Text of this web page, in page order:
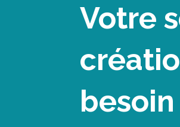
Votre